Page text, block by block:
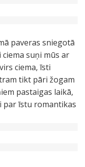
paveras sniegotā
suņi mūs ar
ciema, īsti
tikt pāri žogam
pastaigas laikā,
par īstu romantikas